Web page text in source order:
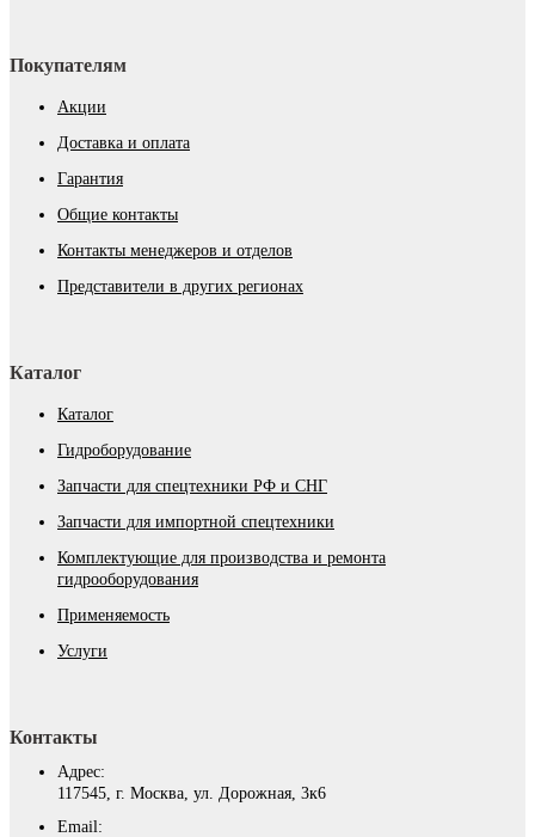
Покупателям
Акции
Доставка и оплата
Гарантия
Общие контакты
Контакты менеджеров и отделов
Представители в других регионах
Каталог
Каталог
Гидроборудование
Запчасти для спецтехники РФ и СНГ
Запчасти для импортной спецтехники
Комплектующие для производства и ремонта
гидрооборудования
Применяемость
Услуги
Контакты
Адрес:
117545, г. Москва, ул. Дорожная, 3к6
Email: